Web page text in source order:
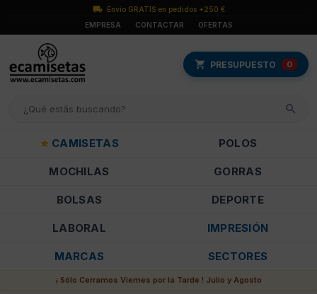
Envío GRATIS en pedidos +250 €
EMPRESA
CONTACTAR OFERTAS
PRESUPUESTO 0
CAMISETAS POLOS
MOCHILAS GORRAS
BOLSAS DEPORTE
LABORAL IMPRESIÓN
MARCAS SECTORES
¡ Sólo Cerramos Viernes por la Tarde ! Julio y Agosto